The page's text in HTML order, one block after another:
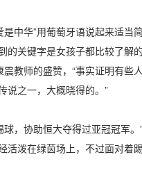
中华”用葡萄牙语说起来适当
的关键字是女孩子都比较了解
教师的盛赞，“事实证明有些
说之一，大概晓得的。”
，协助恒大夺得过亚冠冠军。
活泼在绿茵场上，不过面对着